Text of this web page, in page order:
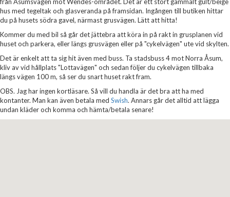
hus med tegeltak och glasveranda på framsidan. Ingången till butiken hittar
du på husets södra gavel, närmast grusvägen. Lätt att hitta!
Kommer du med bil så går det jättebra att köra in på rakt in grusplanen vid
huset och parkera, eller längs grusvägen eller på "cykelvägen" ute vid skylten.
Det är enkelt att ta sig hit även med buss. Ta stadsbuss 4 mot Norra Åsum,
kliv av vid hållplats "Lottavägen" och sedan följer du cykelvägen tillbaka
längs vägen 100 m, så ser du snart huset rakt fram.
OBS. Jag har ingen kortläsare. Så vill du handla är det bra att ha med
kontanter. Man kan även betala med Swish. Annars går det alltid att lägga
undan kläder och komma och hämta/betala senare!